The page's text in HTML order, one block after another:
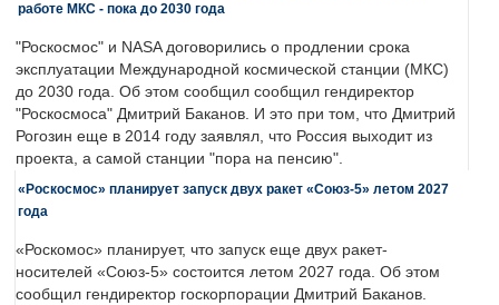
работе МКС - пока до 2030 года
"Роскосмос" и NASA договорились о продлении срока
эксплуатации Международной космической станции (МКС)
до 2030 года. Об этом сообщил сообщил гендиректор
"Роскосмоса" Дмитрий Баканов. И это при том, что Дмитрий
Рогозин еще в 2014 году заявлял, что Россия выходит из
проекта, а самой станции "пора на пенсию".
«Роскосмос» планирует запуск двух ракет «Союз-5» летом 2027
года
«Роскомос» планирует, что запуск еще двух ракет-
носителей «Союз-5» состоится летом 2027 года. Об этом
сообщил гендиректор госкорпорации Дмитрий Баканов.